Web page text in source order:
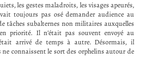
les gestes maladroits, les visages apeurés,
toujours pas osé demander audience au
tâches subalternes non militaires auxquelles
priorité. Il n’était pas souvent envoyé au
arrivé de temps à autre. Désormais, il
connaissent le sort des orphelins autour de